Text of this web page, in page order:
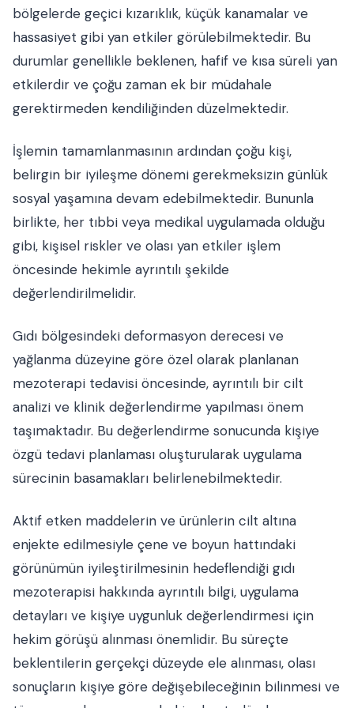
bölgelerde geçici kızarıklık, küçük kanamalar ve
hassasiyet gibi yan etkiler görülebilmektedir. Bu
durumlar genellikle beklenen, hafif ve kısa süreli yan
etkilerdir ve çoğu zaman ek bir müdahale
gerektirmeden kendiliğinden düzelmektedir.
İşlemin tamamlanmasının ardından çoğu kişi,
belirgin bir iyileşme dönemi gerekmeksizin günlük
sosyal yaşamına devam edebilmektedir. Bununla
birlikte, her tıbbi veya medikal uygulamada olduğu
gibi, kişisel riskler ve olası yan etkiler işlem
öncesinde hekimle ayrıntılı şekilde
değerlendirilmelidir.
Gıdı bölgesindeki deformasyon derecesi ve
yağlanma düzeyine göre özel olarak planlanan
mezoterapi tedavisi öncesinde, ayrıntılı bir cilt
analizi ve klinik değerlendirme yapılması önem
taşımaktadır. Bu değerlendirme sonucunda kişiye
özgü tedavi planlaması oluşturularak uygulama
sürecinin basamakları belirlenebilmektedir.
Aktif etken maddelerin ve ürünlerin cilt altına
enjekte edilmesiyle çene ve boyun hattındaki
görünümün iyileştirilmesinin hedeflendiği gıdı
mezoterapisi hakkında ayrıntılı bilgi, uygulama
detayları ve kişiye uygunluk değerlendirmesi için
hekim görüşü alınması önemlidir. Bu süreçte
beklentilerin gerçekçi düzeyde ele alınması, olası
sonuçların kişiye göre değişebileceğinin bilinmesi ve